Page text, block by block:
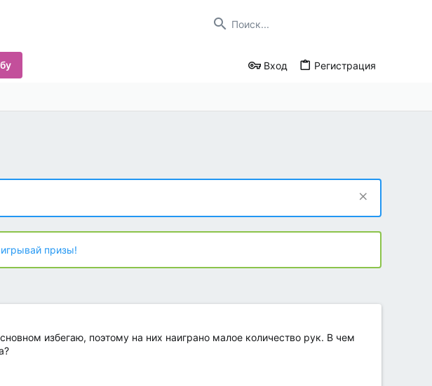
Вход Регистрация
призы!
избегаю, поэтому на них наиграно малое количество рук. В чем